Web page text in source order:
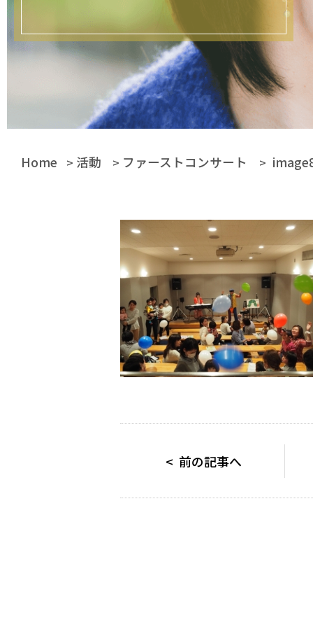
Home > 活動 > ファーストコンサート >
< 前の記事へ